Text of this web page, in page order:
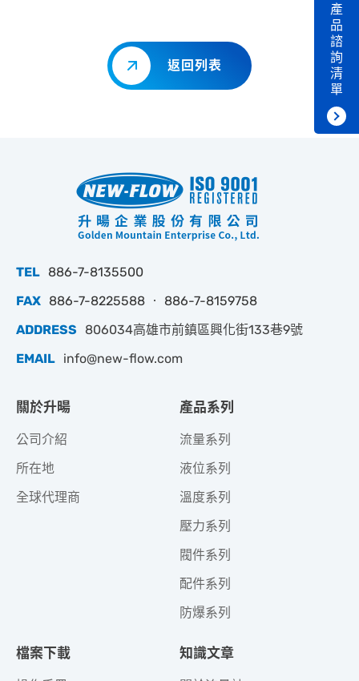
返回列表
產
品
諮
詢
清
單
TEL 886-7-8135500
FAX 886-7-8225588 ‧ 886-7-8159758
ADDRESS
806034高雄市前鎮區興化街133巷9號
EMAIL info@new-flow.com
關於升暘
公司介紹
所在地
全球代理商
產品系列
流量系列
液位系列
溫度系列
壓力系列
閥件系列
配件系列
防爆系列
檔案下載 知識文章